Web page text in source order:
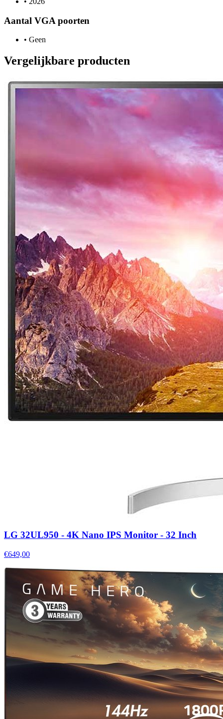
Aantal VGA poorten
• Geen
Vergelijkbare producten
LG 32UL950 - 4K Nano IPS Monitor - 32 Inch
€649,00